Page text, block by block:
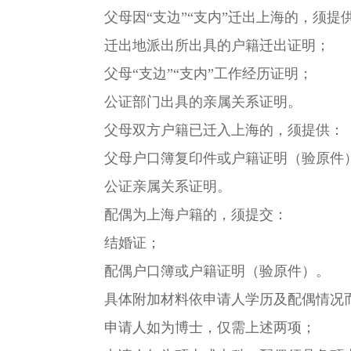
父母因“支边”“支内”迁出上海的，须提供
迁出地派出所出具的户籍迁出证明；
父母“支边”“支内”工作经历证明；
公证部门出具的亲属关系证明。
父母双方户籍已迁入上海的，须提供：
父母户口簿复印件或户籍证明（验原件
公证亲属关系证明。
配偶为上海户籍的，须提交：
结婚证；
配偶户口簿或户籍证明（验原件）。
具体附加材料依申请人学历及配偶情况
申请人如为博士，仅需上述两项；